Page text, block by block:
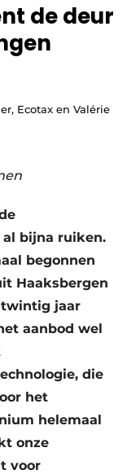
de deur
Ecotax en Valérie
al bijna ruiken.
begonnen
Haaksbergen
twintig jaar
aanbod wel
die
het
helemaal
onze
voor